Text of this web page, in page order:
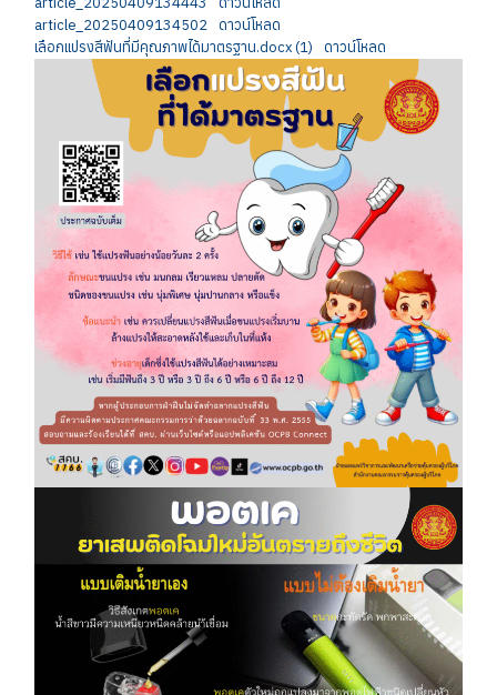
article_20250409134502
ดาวน์โหลด
เลือกแปรงสีฟันที่มีคุณภาพได้มาตรฐาน.docx (1)
ดาวน์โหลด